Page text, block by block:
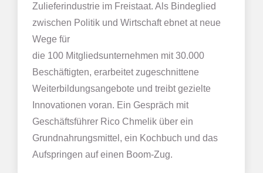
Zulieferindustrie im Freistaat. Als Bindeglied
zwischen Politik und Wirtschaft ebnet at neue
Wege für
die 100 Mitgliedsunternehmen mit 30.000
Beschäftigten, erarbeitet zugeschnittene
Weiterbildungsangebote und treibt gezielte
Innovationen voran. Ein Gespräch mit
Geschäftsführer Rico Chmelik über ein
Grundnahrungsmittel, ein Kochbuch und das
Aufspringen auf einen Boom-Zug.